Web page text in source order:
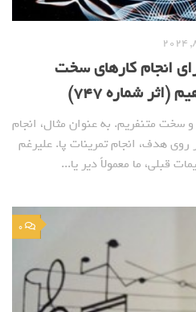
انجام کارهای سخت
شماره 747)
سخت متنفریم. به عنوان مثال، انجام
هدف، انجام تمرینات پا. علیرغم
ما معمولاً دیر یا...
0